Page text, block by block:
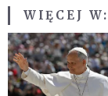
WIĘCEJ W: